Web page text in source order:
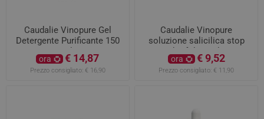
Caudalie Vinopure Gel
Detergente Purificante 150
ml
ora € 14,87
Prezzo consigliato: € 16,90
Caudalie Vinopure
soluzione salicilica stop
brufoli 15ml
ora € 9,52
Prezzo consigliato: € 11,90